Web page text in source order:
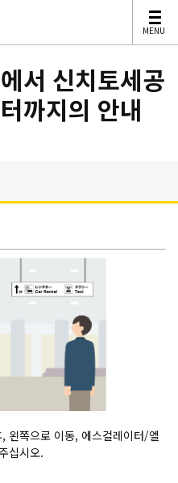
MENU
MENU
서 신치토세공
까지의 안내
왼쪽으로 이동, 에스컬레이터/엘
십시오.